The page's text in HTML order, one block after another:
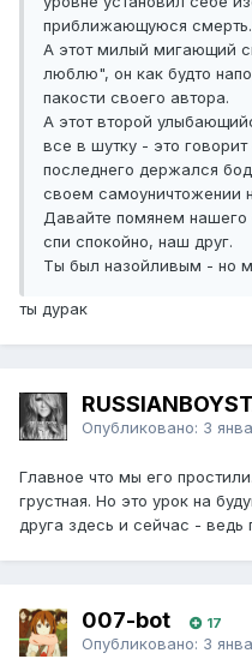
приближающуюся смерть.
А этот милый мигающий
люблю", он как будто
пакости своего автора.
А этот второй
все в шутку - это
последнего держался
своем самоуничтожении
Давайте помянем нашего
спи спокойно, наш друг.
Ты был назойливым - но
ты дурак
Опубликовано: 3
Главное что мы его
грустная. Но это урок на
друга здесь и сейчас -
007-bot 17
Опубликовано: 3